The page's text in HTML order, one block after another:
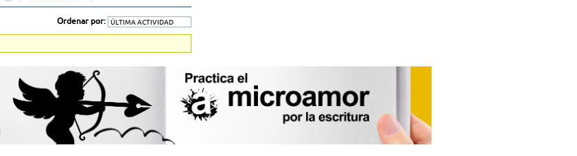
Ordenar por: